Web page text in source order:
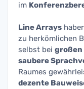
im
Line Arrays
zu herkömlichen
selbst bei großen
saubere
Raumes
dezente